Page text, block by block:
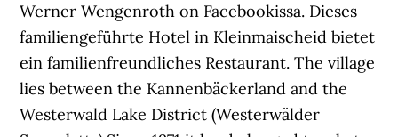
Werner Wengenroth on Facebookissa. Dieses
familiengeführte Hotel in Kleinmaischeid bietet
ein familienfreundliches Restaurant. The village
lies between the Kannenbäckerland and the
Westerwald Lake District (Westerwälder